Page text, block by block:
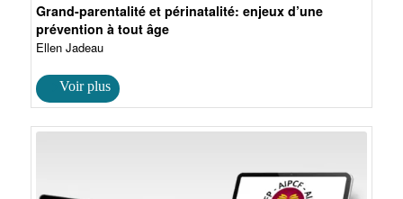
Grand-parentalité et périnatalité: enjeux d’une
prévention à tout âge
Ellen Jadeau